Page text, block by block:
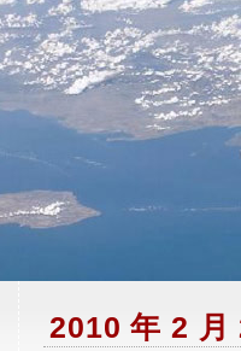
2010 年 2 月